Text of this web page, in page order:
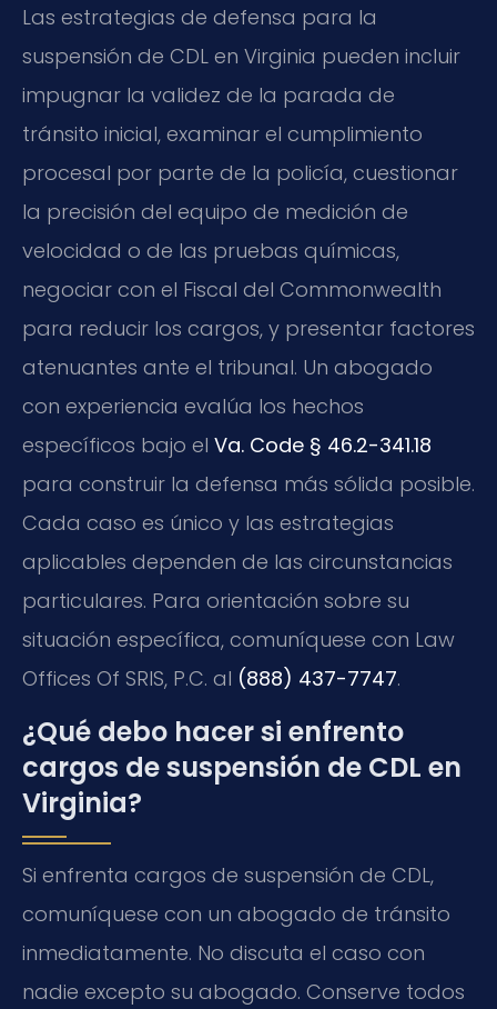
Las estrategias de defensa para la
suspensión de CDL en Virginia pueden incluir
impugnar la validez de la parada de
tránsito inicial, examinar el cumplimiento
procesal por parte de la policía, cuestionar
la precisión del equipo de medición de
velocidad o de las pruebas químicas,
negociar con el Fiscal del Commonwealth
para reducir los cargos, y presentar factores
atenuantes ante el tribunal. Un abogado
con experiencia evalúa los hechos
específicos bajo el Va. Code § 46.2-341.18
para construir la defensa más sólida posible.
Cada caso es único y las estrategias
aplicables dependen de las circunstancias
particulares. Para orientación sobre su
situación específica, comuníquese con Law
Offices Of SRIS, P.C. al (888) 437-7747.
¿Qué debo hacer si enfrento
cargos de suspensión de CDL en
Virginia?
Si enfrenta cargos de suspensión de CDL,
comuníquese con un abogado de tránsito
inmediatamente. No discuta el caso con
nadie excepto su abogado. Conserve todos